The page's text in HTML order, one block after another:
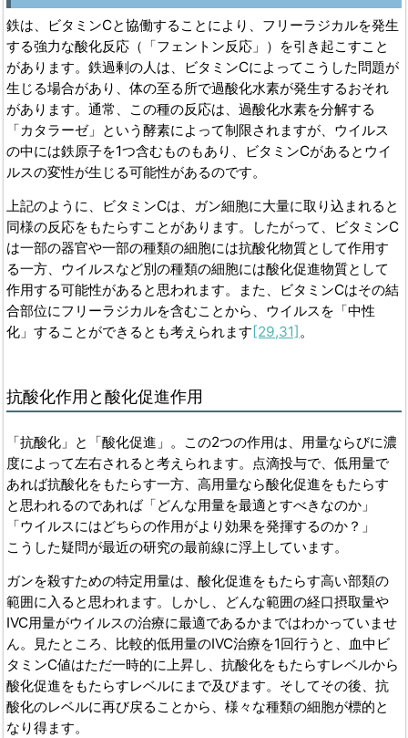
鉄は、ビタミンCと協働することにより、フリーラジカルを発生
する強力な酸化反応（「フェントン反応」）を引き起こすこと
があります。鉄過剰の人は、ビタミンCによってこうした問題が
生じる場合があり、体の至る所で過酸化水素が発生するおそれ
があります。通常、この種の反応は、過酸化水素を分解する
「カタラーゼ」という酵素によって制限されますが、ウイルス
の中には鉄原子を1つ含むものもあり、ビタミンCがあるとウイ
ルスの変性が生じる可能性があるのです。
上記のように、ビタミンCは、ガン細胞に大量に取り込まれると
同様の反応をもたらすことがあります。したがって、ビタミンC
は一部の器官や一部の種類の細胞には抗酸化物質として作用す
る一方、ウイルスなど別の種類の細胞には酸化促進物質として
作用する可能性があると思われます。また、ビタミンCはその結
合部位にフリーラジカルを含むことから、ウイルスを「中性
化」することができるとも考えられます [29,31] 。
抗酸化作用と酸化促進作用
「抗酸化」と「酸化促進」。この2つの作用は、用量ならびに濃
度によって左右されると考えられます。点滴投与で、低用量で
あれば抗酸化をもたらす一方、高用量なら酸化促進をもたらす
と思われるのであれば「どんな用量を最適とすべきなのか」
「ウイルスにはどちらの作用がより効果を発揮するのか？」
こうした疑問が最近の研究の最前線に浮上しています。
ガンを殺すための特定用量は、酸化促進をもたらす高い部類の
範囲に入ると思われます。しかし、どんな範囲の経口摂取量や
IVC用量がウイルスの治療に最適であるかまではわかっていませ
ん。見たところ、比較的低用量のIVC治療を1回行うと、血中ビ
タミンC値はただ一時的に上昇し、抗酸化をもたらすレベルから
酸化促進をもたらすレベルにまで及びます。そしてその後、抗
酸化のレベルに再び戻ることから、様々な種類の細胞が標的と
なり得ます。